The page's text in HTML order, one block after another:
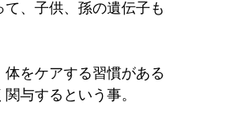
、子供、孫の遺伝子も
をケアする習慣がある
与するという事。